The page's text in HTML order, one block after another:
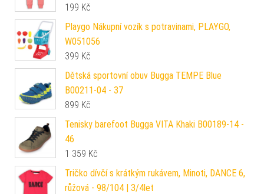
199 Kč
Playgo Nákupní vozík s potravinami, PLAYGO,
W051056
399 Kč
Dětská sportovní obuv Bugga TEMPE Blue
B00211-04 - 37
899 Kč
Tenisky barefoot Bugga VITA Khaki B00189-14 -
46
1 359 Kč
Tričko dívčí s krátkým rukávem, Minoti, DANCE 6,
růžová - 98/104 | 3/4let